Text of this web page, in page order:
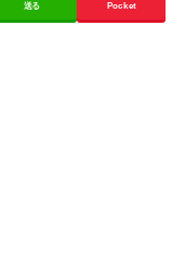
送る Pocket